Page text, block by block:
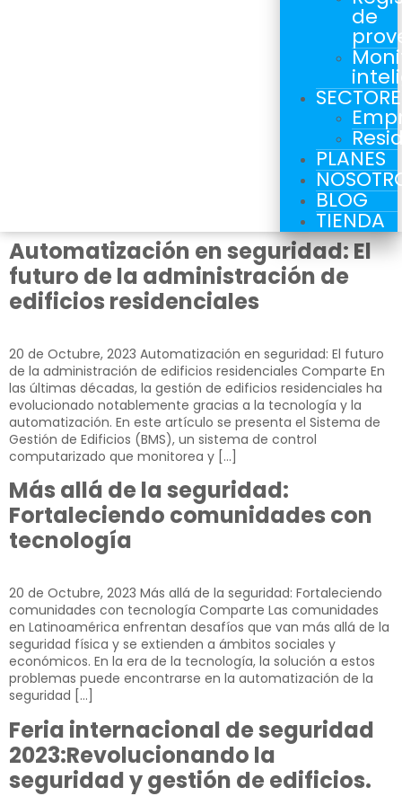
de
PLANES
BLOG
TIENDA
Automatización en seguridad: El
futuro de la administración de
edificios residenciales
20 de Octubre, 2023​ Automatización en seguridad: El futuro
de la administración de edificios residenciales Comparte En
las últimas décadas, la gestión de edificios residenciales ha
evolucionado notablemente gracias a la tecnología y la
automatización. En este artículo se presenta el Sistema de
Gestión de Edificios (BMS), un sistema de control
computarizado que monitorea y […]
Más allá de la seguridad:
Fortaleciendo comunidades con
tecnología
20 de Octubre, 2023​ Más allá de la seguridad: Fortaleciendo
comunidades con tecnología Comparte Las comunidades
en Latinoamérica enfrentan desafíos que van más allá de la
seguridad física y se extienden a ámbitos sociales y
económicos. En la era de la tecnología, la solución a estos
problemas puede encontrarse en la automatización de la
seguridad […]
Feria internacional de seguridad
2023:Revolucionando la
seguridad y gestión de edificios.